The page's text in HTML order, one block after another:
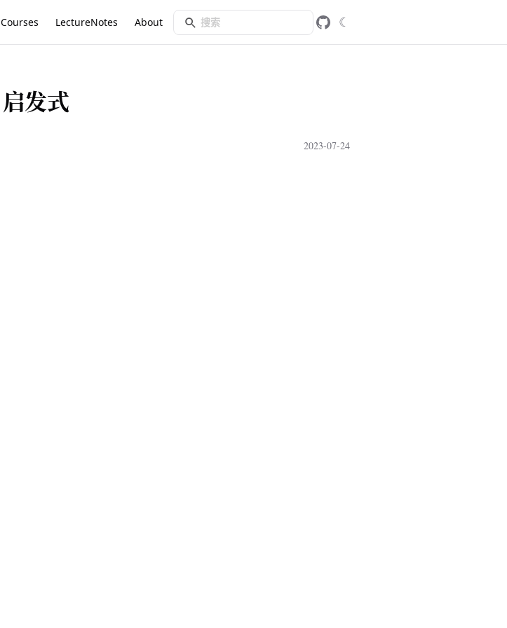
Courses LectureNotes About ☾
启发式
2023-07-24